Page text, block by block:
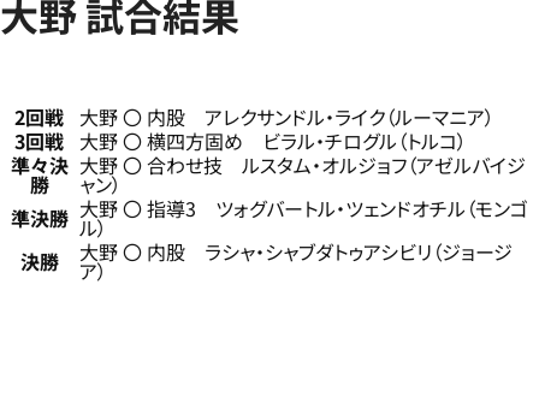
大野 試合結果
2回戦 大野 〇 内股 アレクサンドル・ライク（ルーマニア）
3回戦 大野 〇 横四方固め ビラル・チログル（トルコ）
準々決
勝
大野 〇 合わせ技 ルスタム・オルジョフ（アゼルバイジ
ャン）
準決勝 大野 〇 指導3 ツォグバートル・ツェンドオチル（モンゴ
ル）
決勝
大野 〇 内股 ラシャ・シャブダトゥアシビリ（ジョージ
ア）